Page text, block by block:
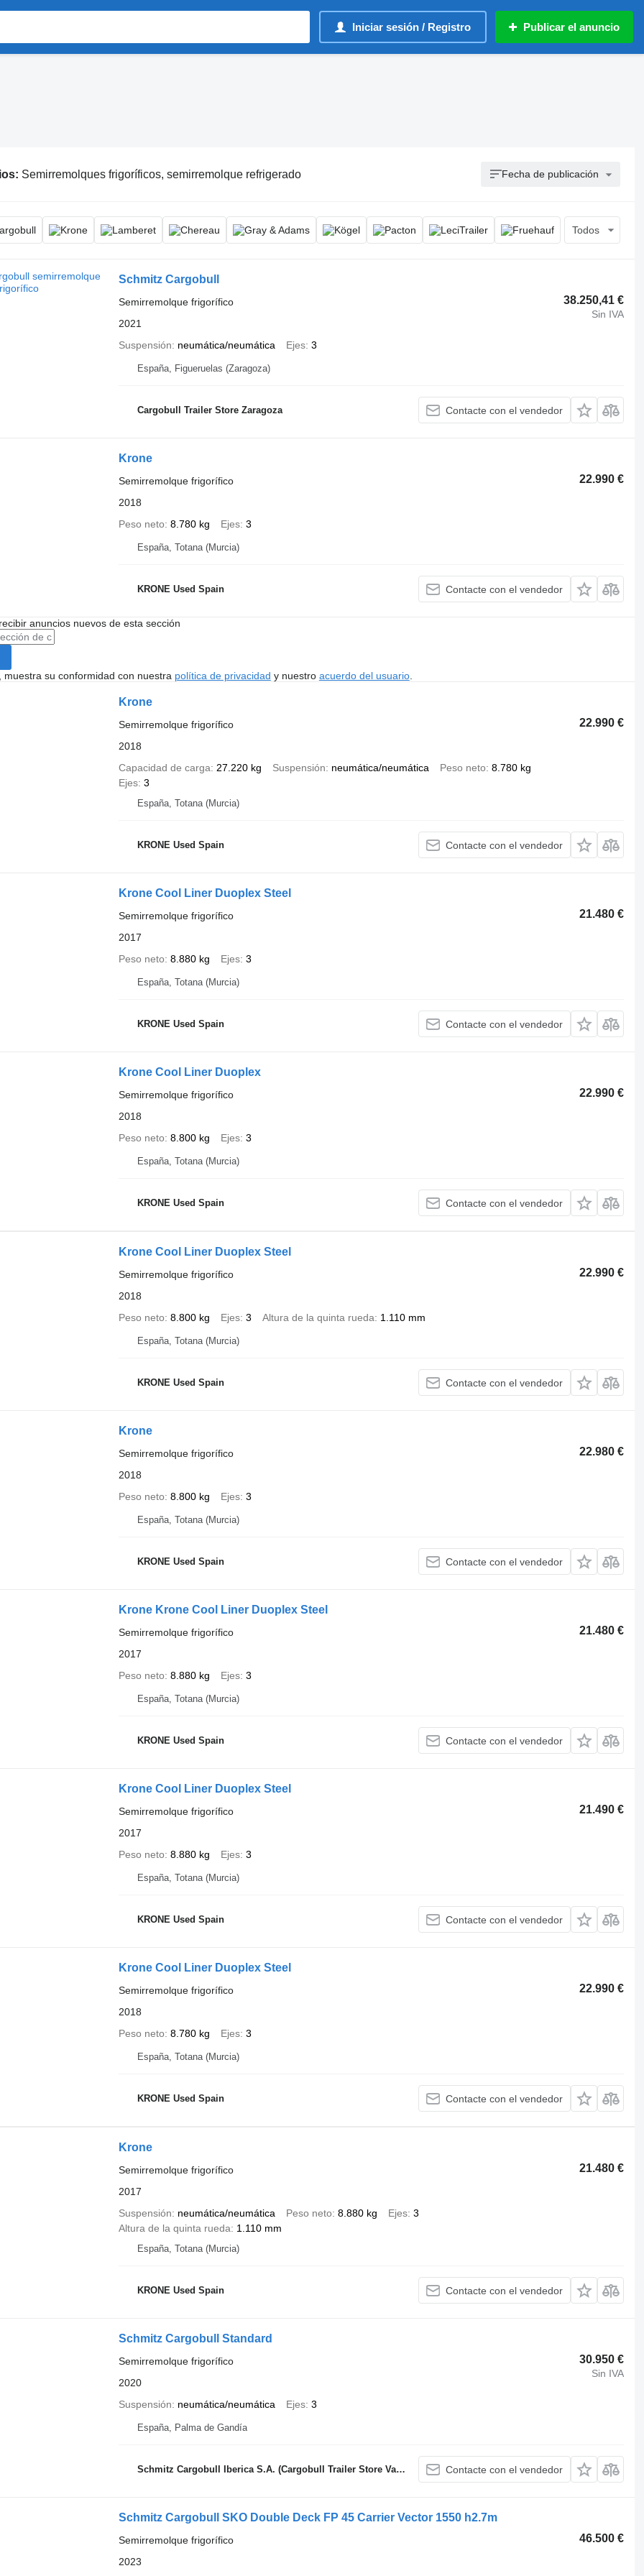
Iniciar sesión / Registro Publicar el anuncio
Semirremolques frigoríficos, semirremolque refrigerado Fecha de publicación
Todos
Schmitz Cargobull
38.250,41 €
Sin IVA
Semirremolque frigorífico
2021
Suspensión
neumática/neumática Ejes 3
España, Figueruelas (Zaragoza)
Cargobull Trailer Store Zaragoza Contacte con el vendedor
Krone
22.990 €
Semirremolque frigorífico
2018
Peso neto 8.780 kg Ejes 3
España, Totana (Murcia)
KRONE Used Spain Contacte con el vendedor
anuncios nuevos de esta sección
muestra su conformidad con nuestra política de privacidad y nuestro acuerdo del usuario.
Krone
22.990 €
Semirremolque frigorífico
2018
Capacidad de carga
27.220 kg Suspensión neumática/neumática Peso neto 8.780 kg
Ejes 3
España, Totana (Murcia)
KRONE Used Spain Contacte con el vendedor
Krone Cool Liner Duoplex Steel
21.480 €
Semirremolque frigorífico
2017
Peso neto 8.880 kg Ejes 3
España, Totana (Murcia)
KRONE Used Spain Contacte con el vendedor
Krone Cool Liner Duoplex
22.990 €
Semirremolque frigorífico
2018
Peso neto 8.800 kg Ejes 3
España, Totana (Murcia)
KRONE Used Spain Contacte con el vendedor
Krone Cool Liner Duoplex Steel
22.990 €
Semirremolque frigorífico
2018
Peso neto 8.800 kg Ejes 3 Altura de la quinta rueda 1.110 mm
España, Totana (Murcia)
KRONE Used Spain Contacte con el vendedor
Krone
22.980 €
Semirremolque frigorífico
2018
Peso neto 8.800 kg Ejes 3
España, Totana (Murcia)
KRONE Used Spain Contacte con el vendedor
Krone Krone Cool Liner Duoplex Steel
21.480 €
Semirremolque frigorífico
2017
Peso neto 8.880 kg Ejes 3
España, Totana (Murcia)
KRONE Used Spain Contacte con el vendedor
Krone Cool Liner Duoplex Steel
21.490 €
Semirremolque frigorífico
2017
Peso neto 8.880 kg Ejes 3
España, Totana (Murcia)
KRONE Used Spain Contacte con el vendedor
Krone Cool Liner Duoplex Steel
22.990 €
Semirremolque frigorífico
2018
Peso neto 8.780 kg Ejes 3
España, Totana (Murcia)
KRONE Used Spain Contacte con el vendedor
Krone
21.480 €
Semirremolque frigorífico
2017
Suspensión
neumática/neumática Peso neto 8.880 kg Ejes 3
Altura de la quinta rueda
1.110 mm
España, Totana (Murcia)
KRONE Used Spain Contacte con el vendedor
Schmitz Cargobull Standard
30.950 €
Sin IVA
Semirremolque frigorífico
2020
Suspensión
neumática/neumática Ejes 3
España, Palma de Gandía
Schmitz Cargobull Iberica S.A. (Cargobull Trailer Store Valencia) Contacte con el vendedor
Schmitz Cargobull SKO Double Deck FP 45 Carrier Vector 1550 h2.7m
46.500 €
Semirremolque frigorífico
2023